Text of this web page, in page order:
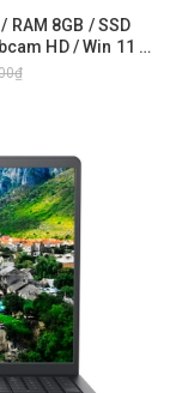
8GB / SSD
HD / Win 11 /
- (70253899)